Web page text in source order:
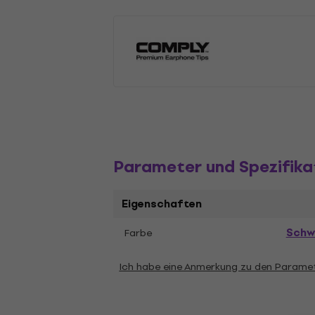
Parameter und
Eigenschaften
Farbe
Ich habe eine Anmerkung zu den